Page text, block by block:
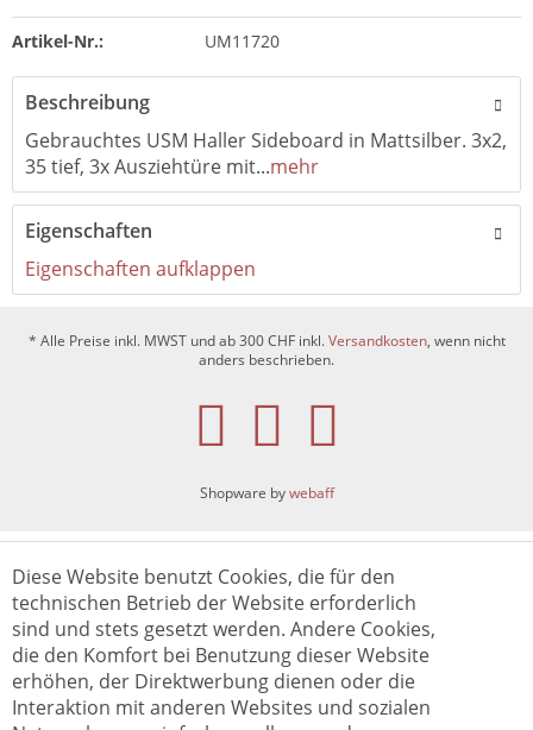
Artikel-Nr.: UM11720
Beschreibung
Gebrauchtes USM Haller Sideboard in Mattsilber. 3x2,
35 tief, 3x Ausziehtüre mit...mehr
Eigenschaften
Eigenschaften aufklappen
* Alle Preise inkl. MWST und ab 300 CHF inkl.Versandkosten, wenn nicht
anders beschrieben.
Shopware bywebaff
Diese Website benutzt Cookies, die für den
technischen Betrieb der Website erforderlich
sind und stets gesetzt werden. Andere Cookies,
die den Komfort bei Benutzung dieser Website
erhöhen, der Direktwerbung dienen oder die
Interaktion mit anderen Websites und sozialen